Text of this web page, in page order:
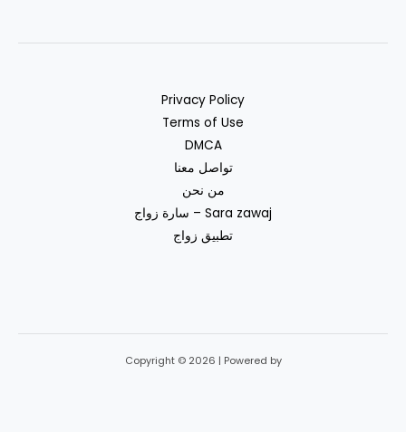
Privacy Policy
Terms of Use
DMCA
تواصل معنا
من نحن
سارة زواج – Sara zawaj
تطبيق زواج
Copyright © 2026 | Powered by